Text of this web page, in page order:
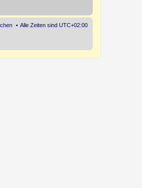
Alle Zeiten sind UTC+02:00